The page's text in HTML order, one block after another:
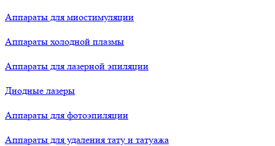
Аппараты для миостимуляции
Аппараты холодной плазмы
Аппараты для лазерной эпиляции
Диодные лазеры
Аппараты для фотоэпиляции
Аппараты для удаления тату и татуажа